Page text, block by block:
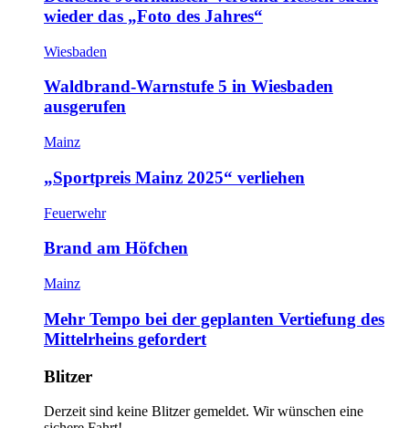
wieder das „Foto des Jahres“
Wiesbaden
Waldbrand-Warnstufe 5 in Wiesbaden
ausgerufen
Mainz
„Sportpreis Mainz 2025“ verliehen
Feuerwehr
Brand am Höfchen
Mainz
Mehr Tempo bei der geplanten Vertiefung des
Mittelrheins gefordert
Blitzer
Derzeit sind keine Blitzer gemeldet. Wir wünschen eine